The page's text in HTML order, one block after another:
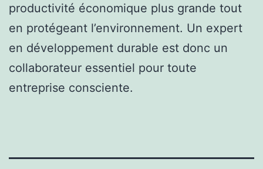
productivité économique plus grande tout
en protégeant l’environnement. Un expert
en développement durable est donc un
collaborateur essentiel pour toute
entreprise consciente.